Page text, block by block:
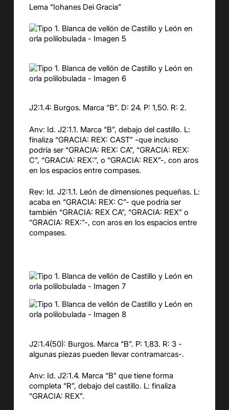
Lema “Iohanes Dei Gracia”
J2:1.4: Burgos. Marca “B”. D: 24. P: 1,50. R: 2.
Anv: Id. J2:1.1. Marca “B”, debajo del castillo. L:
finaliza “GRACIA: REX: CAST” -que incluso
podría ser “GRACIA: REX: CA”, “GRACIA: REX:
C”, “GRACIA: REX:”, o “GRACIA: REX”-, con aros
en los espacios entre compases.
Rev: Id. J2:1.1. León de dimensiones pequeñas. L:
acaba en “GRACIA: REX: C”- que podría ser
también “GRACIA: REX CA”, “GRACIA: REX” o
“GRACIA: REX:”-, con aros en los espacios entre
compases.
J2:1.4(50): Burgos. Marca “B”. P: 1,83. R: 3 -
algunas piezas pueden llevar contramarcas-.
Anv: Id. J2:1.4. Marca “B” que tiene forma
completa “R”, debajo del castillo. L: finaliza
“GRACIA: REX”.